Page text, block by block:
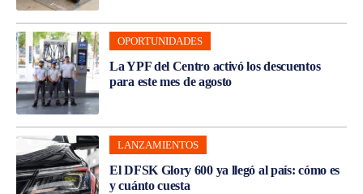
OPORTUNIDADES
La YPF del Centro activó los descuentos
para este mes de agosto
LANZAMIENTOS
El DFSK Glory 600 ya llegó al país: cómo es
y cuánto cuesta